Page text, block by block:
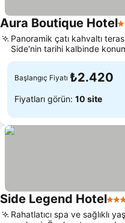
Aura Boutique Hotel3
Panoramik çatı kahvaltı
Side'nin tarihi kalbinde
Başlangıç Fiyatı ₺2.420
Fiyatları görün: 10 site
Side Legend Hotel3
Rahatlatıcı spa ve sağlıklı